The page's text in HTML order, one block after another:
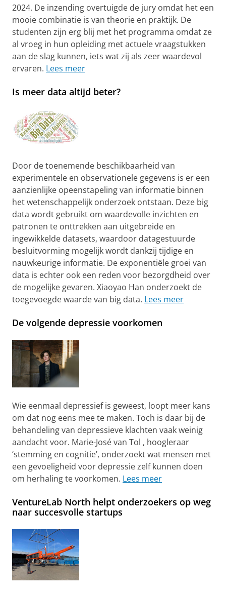
2024. De inzending overtuigde de jury omdat het een
mooie combinatie is van theorie en praktijk. De
studenten zijn erg blij met het programma omdat ze
al vroeg in hun opleiding met actuele vraagstukken
aan de slag kunnen, iets wat zij als zeer waardevol
ervaren. Lees meer
Is meer data altijd beter?
Door de toenemende beschikbaarheid van
experimentele en observationele gegevens is er een
aanzienlijke opeenstapeling van informatie binnen
het wetenschappelijk onderzoek ontstaan. Deze big
data wordt gebruikt om waardevolle inzichten en
patronen te onttrekken aan uitgebreide en
ingewikkelde datasets, waardoor datagestuurde
besluitvorming mogelijk wordt dankzij tijdige en
nauwkeurige informatie. De exponentiële groei van
data is echter ook een reden voor bezorgdheid over
de mogelijke gevaren. Xiaoyao Han onderzoekt de
toegevoegde waarde van big data. Lees meer
De volgende depressie voorkomen
Wie eenmaal depressief is geweest, loopt meer kans
om dat nog eens mee te maken. Toch is daar bij de
behandeling van depressieve klachten vaak weinig
aandacht voor. Marie-José van Tol , hoogleraar
‘stemming en cognitie’, onderzoekt wat mensen met
een gevoeligheid voor depressie zelf kunnen doen
om herhaling te voorkomen. Lees meer
VentureLab North helpt onderzoekers op weg
naar succesvolle startups